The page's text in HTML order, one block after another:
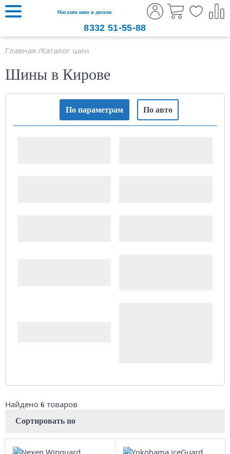
Магазин шин и дисков
8332 51-55-88
Главная Каталог шин
Шины в Кирове
По параметрам По авто
Найдено 6 товаров
Сортировать по